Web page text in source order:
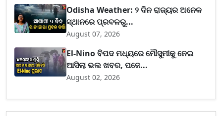
Odisha Weather: ୨ ଦିନ ରାଜ୍ୟର ଅନେକ
ସ୍ଥାନରେ ପ୍ରବଳରୁ...
August 07, 2026
El-Nino ବିପଦ ମଧ୍ୟରେ ମୌସୁମୀକୁ ନେଇ
ଆସିଲା ଭଲ ଖବର, ପଜେ...
August 02, 2026